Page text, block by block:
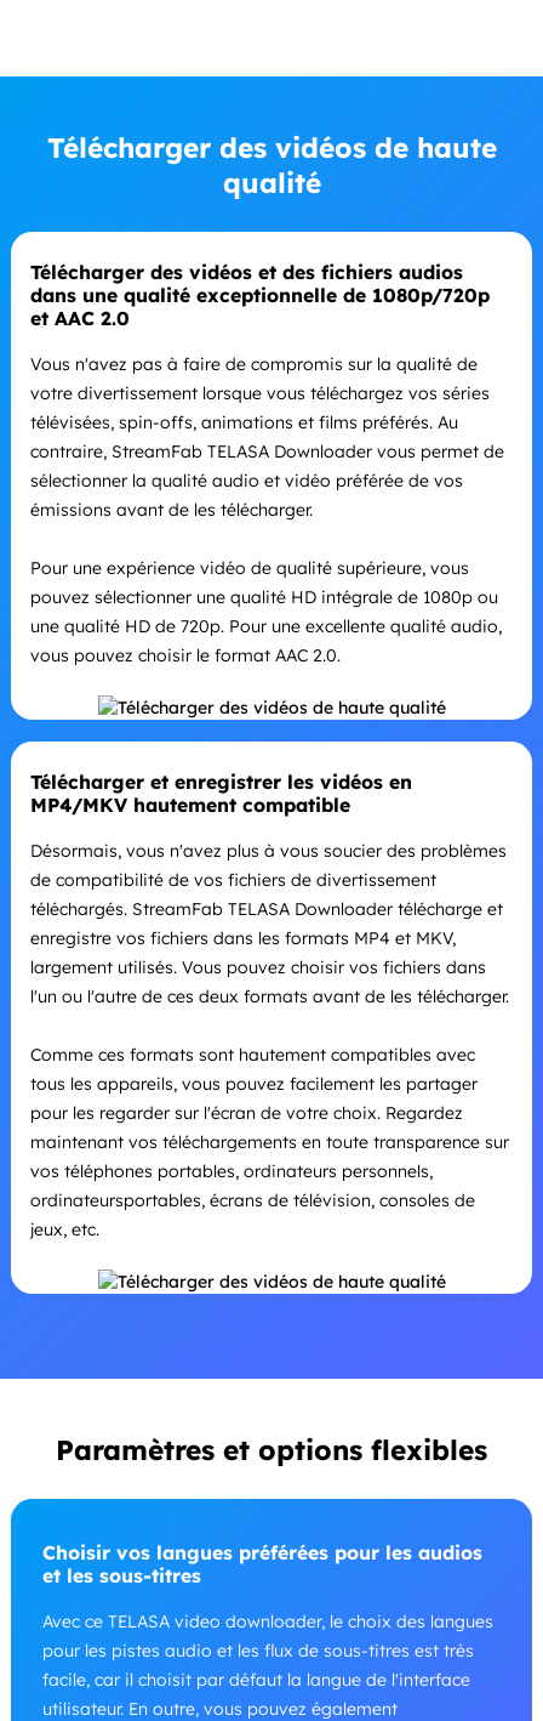
Télécharger des vidéos de haute
qualité
Télécharger des vidéos et des fichiers audios
dans une qualité exceptionnelle de 1080p/720p
et AAC 2.0
Vous n'avez pas à faire de compromis sur la qualité de
votre divertissement lorsque vous téléchargez vos séries
télévisées, spin-offs, animations et films préférés. Au
contraire, StreamFab TELASA Downloader vous permet de
sélectionner la qualité audio et vidéo préférée de vos
émissions avant de les télécharger.
Pour une expérience vidéo de qualité supérieure, vous
pouvez sélectionner une qualité HD intégrale de 1080p ou
une qualité HD de 720p. Pour une excellente qualité audio,
vous pouvez choisir le format AAC 2.0.
Télécharger et enregistrer les vidéos en
MP4/MKV hautement compatible
Désormais, vous n'avez plus à vous soucier des problèmes
de compatibilité de vos fichiers de divertissement
téléchargés. StreamFab TELASA Downloader télécharge et
enregistre vos fichiers dans les formats MP4 et MKV,
largement utilisés. Vous pouvez choisir vos fichiers dans
l'un ou l'autre de ces deux formats avant de les télécharger.
Comme ces formats sont hautement compatibles avec
tous les appareils, vous pouvez facilement les partager
pour les regarder sur l'écran de votre choix. Regardez
maintenant vos téléchargements en toute transparence sur
vos téléphones portables, ordinateurs personnels,
ordinateursportables, écrans de télévision, consoles de
jeux, etc.
Paramètres et options flexibles
Choisir vos langues préférées pour les audios
et les sous-titres
Avec ce TELASA video downloader, le choix des langues
pour les pistes audio et les flux de sous-titres est très
facile, car il choisit par défaut la langue de l'interface
utilisateur. En outre, vous pouvez également